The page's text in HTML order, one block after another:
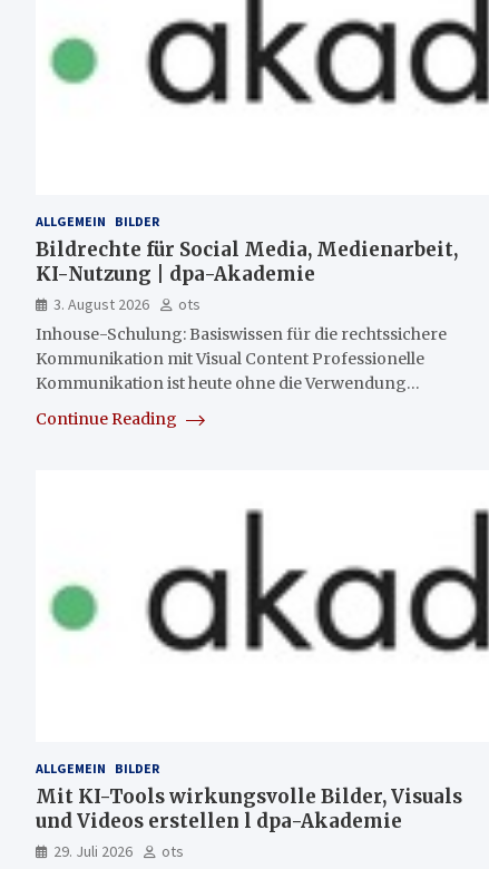
ALLGEMEIN BILDER
Bildrechte für Social Media, Medienarbeit,
KI-Nutzung | dpa-Akademie
3. August 2026
ots
Inhouse-Schulung: Basiswissen für die rechtssichere
Kommunikation mit Visual Content Professionelle
Kommunikation ist heute ohne die Verwendung…
Continue Reading
ALLGEMEIN BILDER
Mit KI-Tools wirkungsvolle Bilder, Visuals
und Videos erstellen l dpa-Akademie
29. Juli 2026
ots